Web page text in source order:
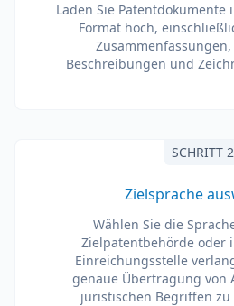
Laden Sie Patentdokumente
Format hoch,
Beschreibungen und
SCHRITT 2
Zielsprache
Wählen Sie die
Zielpatentbehörde oder
Einreichungsstelle
genaue Übertragung von
juristischen Begriffen